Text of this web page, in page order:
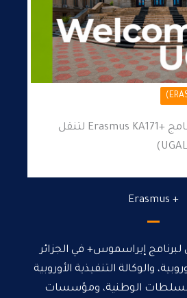
دعوة للترشح إلى برنامج +Erasmus KA171 لتنقل
+ Erasmus
إيراسموس+ في الجزائر
والوكالة التنفيذية الأوروبية
والسلطات الوطنية، ومؤسسات